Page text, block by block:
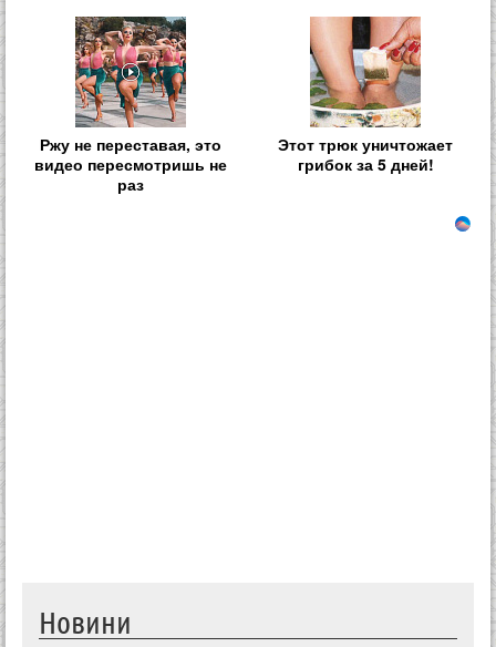
Ржу не переставая, это
видео пересмотришь не
раз
Этот трюк уничтожает
грибок за 5 дней!
Новини